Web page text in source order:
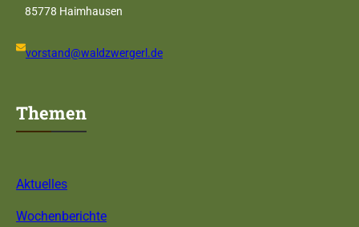
85778 Haimhausen
vorstand@waldzwergerl.de
Themen
Aktuelles
Wochenberichte